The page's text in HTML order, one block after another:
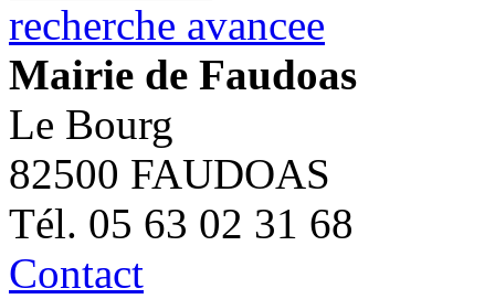
recherche avancee
Mairie de Faudoas
Le Bourg
82500 FAUDOAS
Tél. 05 63 02 31 68
Contact